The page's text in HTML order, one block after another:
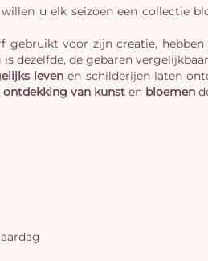
u elk seizoen een collectie
gebruikt voor zijn creatie,
is dezelfde, de gebaren
leven en schilderijen laten
ontdekking van kunst en bloemen